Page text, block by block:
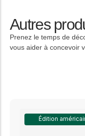
Autres
Prenez le temps de
vous aider à concevoir
Édition